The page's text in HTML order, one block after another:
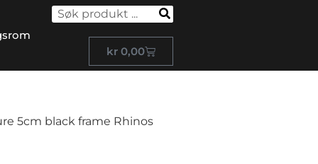
kr 0,00
5cm black frame Rhinos